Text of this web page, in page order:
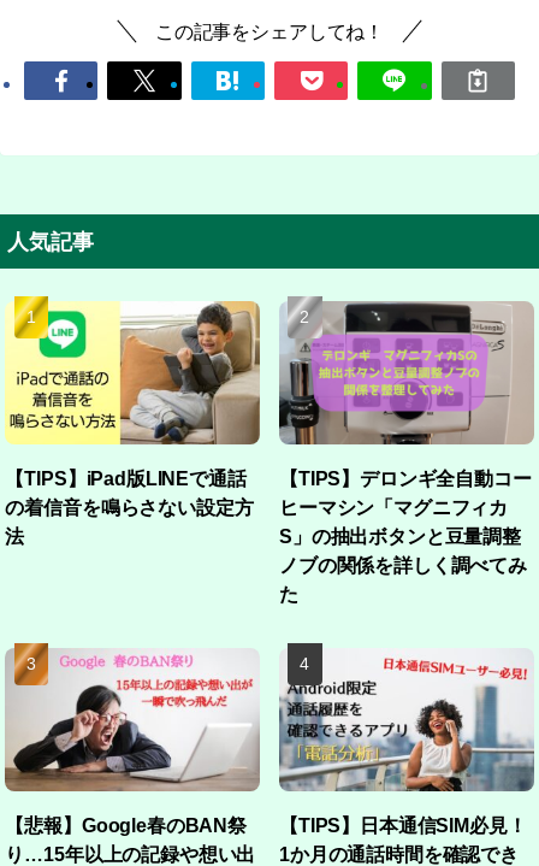
この記事をシェアしてね！
人気記事
【TIPS】iPad版LINEで通話
の着信音を鳴らさない設定方
法
【TIPS】デロンギ全自動コー
ヒーマシン「マグニフィカ
S」の抽出ボタンと豆量調整
ノブの関係を詳しく調べてみ
た
【悲報】Google春のBAN祭
り…15年以上の記録や想い出
【TIPS】日本通信SIM必見！
1か月の通話時間を確認でき